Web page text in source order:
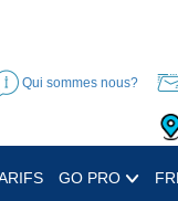
Qui sommes nous?
GO PRO